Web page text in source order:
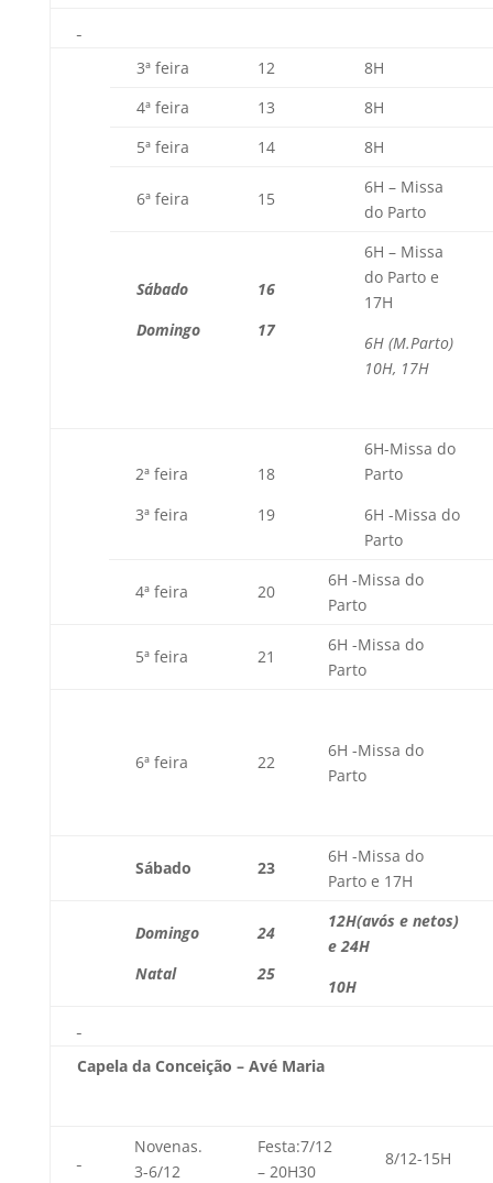
3ª feira 12
8H
4ª feira
13
8H
5ª feira
14 8H
6ª feira 15
6H – Missa
do Parto
Sábado
Domingo
16
17
6H – Missa
do Parto e
17H
6H (M.Parto)
10H, 17H
2ª feira
3ª feira
18
19
6H-Missa do
Parto
6H -Missa do
Parto
4ª feira 20
6H -Missa do
Parto
5ª feira 21
6H -Missa do
Parto
6ª feira 22
6H -Missa do
Parto
Sábado 23
6H -Missa do
Parto e 17H
Domingo
Natal
24
25
12H(avós e netos)
e 24H
10H
Capela da Conceição – Avé Maria
Novenas.
3-6/12
Festa:7/12
– 20H30
8/12-15H